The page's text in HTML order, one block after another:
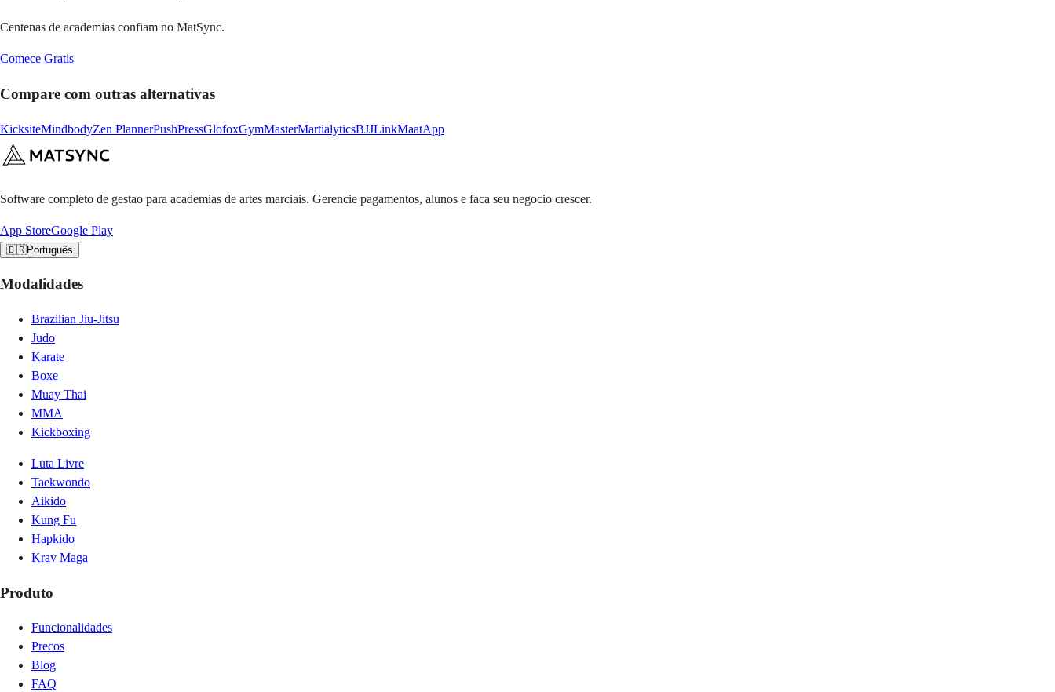
Centenas de academias confiam no MatSync.
Comece Gratis
Compare com outras alternativas
KicksiteMindbodyZen PlannerPushPressGlofoxGymMasterMartialyticsBJJLinkMaatApp
Software completo de gestao para academias de artes marciais. Gerencie pagamentos, alunos e faca seu negocio crescer.
App StoreGoogle Play
🇧🇷Português
Modalidades
Brazilian Jiu-Jitsu
Judo
Karate
Boxe
Muay Thai
MMA
Kickboxing
Luta Livre
Taekwondo
Aikido
Kung Fu
Hapkido
Krav Maga
Produto
Funcionalidades
Precos
Blog
FAQ